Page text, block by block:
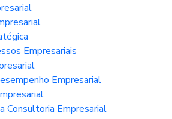
Empresariais
Empresarial
Consultoria Empresarial